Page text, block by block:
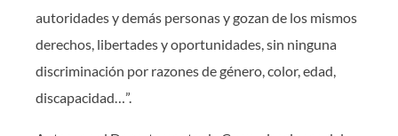
autoridades y demás personas y gozan de los mismos
derechos, libertades y oportunidades, sin ninguna
discriminación por razones de género, color, edad,
discapacidad…”.